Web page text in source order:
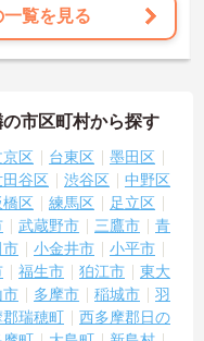
覧を見る
市区町村から探す
京区 台東区
墨田区
田谷区 渋谷区
中野区
橋区 練馬区
足立区
武蔵野市 三鷹市
青
市 小金井市
小平市
福生市 狛江市
東大
市 多摩市 稲城市
羽
瑞穂町
西多摩郡日の